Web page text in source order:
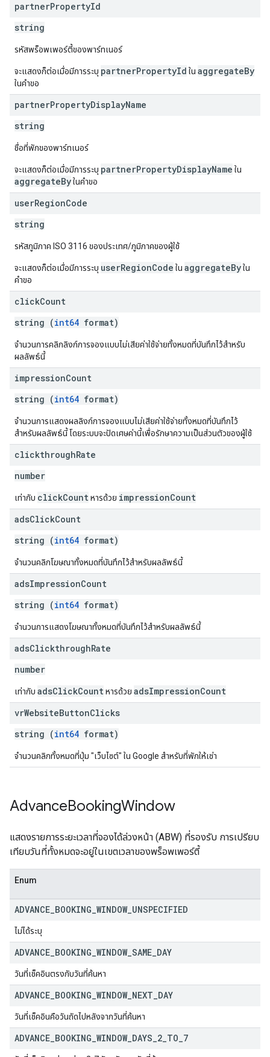
partnerPropertyId
string
รหัสพร็อพเพอร์ตี้ของพาร์ทเนอร์
จะแสดงก็ต่อเมื่อมีการระบุ partnerPropertyId ใน aggregateBy
ในคำขอ
partnerPropertyDisplayName
string
ชื่อที่พักของพาร์ทเนอร์
จะแสดงก็ต่อเมื่อมีการระบุ partnerPropertyDisplayName ใน
aggregateByในคำขอ
userRegionCode
string
รหัสภูมิภาค ISO 3116 ของประเทศ/ภูมิภาคของผู้ใช้
จะแสดงก็ต่อเมื่อมีการระบุ userRegionCode ใน aggregateByใน
คำขอ
clickCount
string (int64 format)
จำนวนการคลิกลิงก์การจองแบบไม่เสียค่าใช้จ่ายทั้งหมดที่บันทึกไว้สำหรับ
ผลลัพธ์นี้
impressionCount
string (int64 format)
จำนวนการแสดงผลลิงก์การจองแบบไม่เสียค่าใช้จ่ายทั้งหมดที่บันทึกไว้
สำหรับผลลัพธ์นี้ โดยระบบจะปัดเศษค่านี้เพื่อรักษาความเป็นส่วนตัวของผู้ใช้
clickthroughRate
number
เท่ากับ clickCountหารด้วย impressionCount
adsClickCount
string (int64 format)
จำนวนคลิกโฆษณาทั้งหมดที่บันทึกไว้สำหรับผลลัพธ์นี้
adsImpressionCount
string (int64 format)
จำนวนการแสดงโฆษณาทั้งหมดที่บันทึกไว้สำหรับผลลัพธ์นี้
adsClickthroughRate
number
เท่ากับ adsClickCountหารด้วย adsImpressionCount
vrWebsiteButtonClicks
string (int64 format)
จำนวนคลิกทั้งหมดที่ปุ่ม "เว็บไซต์" ใน Google สำหรับที่พักให้เช่า
AdvanceBookingWindow
แสดงรายการระยะเวลาที่จองได้ล่วงหน้า (ABW) ที่รองรับ การเปรียบ
เทียบวันที่ทั้งหมดจะอยู่ในเขตเวลาของพร็อพเพอร์ตี้
Enum
ADVANCE BOOKING WINDOW_ UNSPECIFIED
ไม่ได้ระบุ
ADVANCE BOOKING WINDOW_ SAME DAY
วันที่เช็คอินตรงกับวันที่ค้นหา
ADVANCE BOOKING WINDOW_ NEXT DAY
วันที่เช็คอินคือวันถัดไปหลังจากวันที่ค้นหา
ADVANCE BOOKING WINDOW_ DAYS 2 TO 7